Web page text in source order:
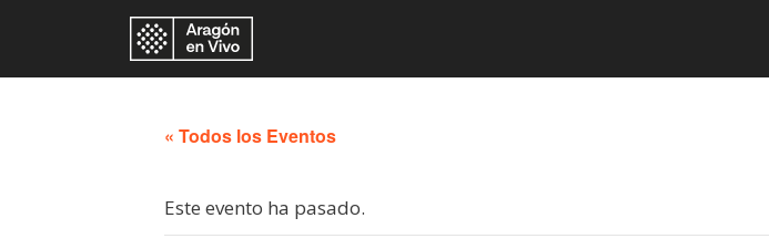
« Todos los Eventos
Este evento ha pasado.